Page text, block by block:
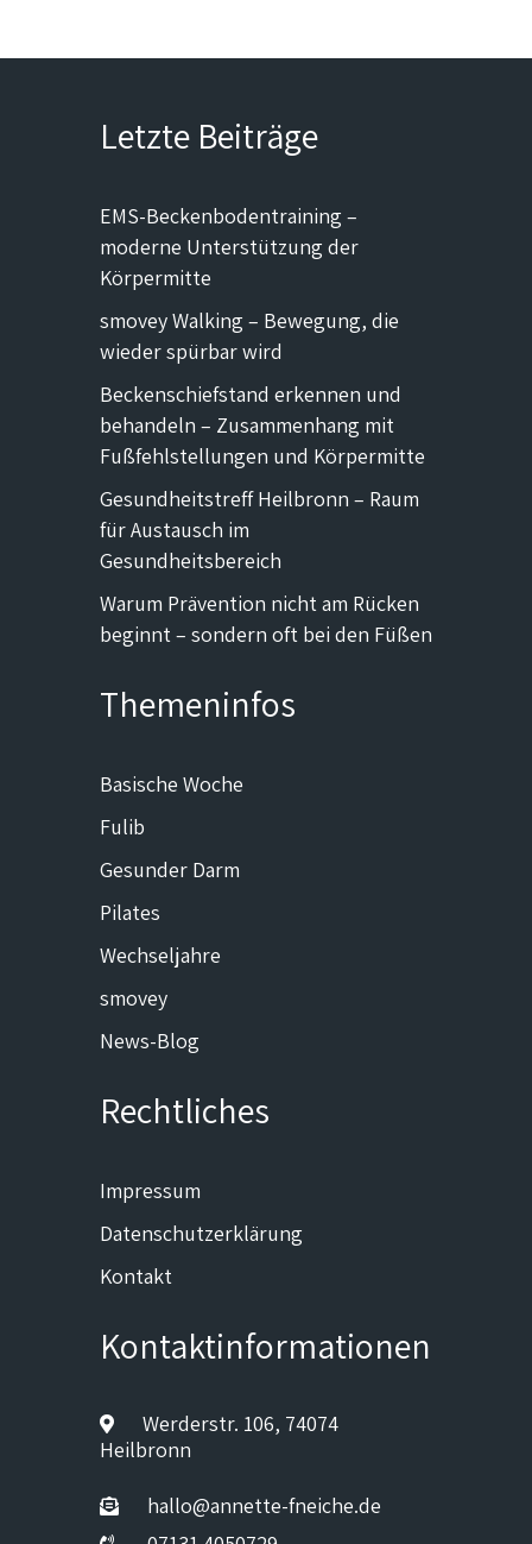
Letzte Beiträge
EMS-Beckenbodentraining –
moderne Unterstützung der
Körpermitte
smovey Walking – Bewegung, die
wieder spürbar wird
Beckenschiefstand erkennen und
behandeln – Zusammenhang mit
Fußfehlstellungen und Körpermitte
Gesundheitstreff Heilbronn – Raum
für Austausch im
Gesundheitsbereich
Warum Prävention nicht am Rücken
beginnt – sondern oft bei den Füßen
Themeninfos
Basische Woche
Fulib
Gesunder Darm
Pilates
Wechseljahre
smovey
News-Blog
Rechtliches
Impressum
Datenschutzerklärung
Kontakt
Kontaktinformationen
Werderstr. 106, 74074
Heilbronn
hallo@annette-fneiche.de